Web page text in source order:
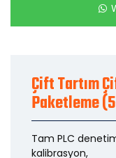
Çift Tartım
Paketleme
Tam PLC
kalibrasyon,